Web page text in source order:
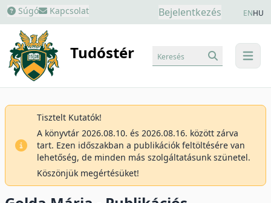
Súgó Kapcsolat Bejelentkezés ENHU
Tudóstér menu
Keresés
Tisztelt Kutatók!
A könyvtár 2026.08.10. és 2026.08.16. között zárva
tart. Ezen időszakban a publikációk feltöltésére van
lehetőség, de minden más szolgáltatásunk szünetel.
Köszönjük megértésüket!